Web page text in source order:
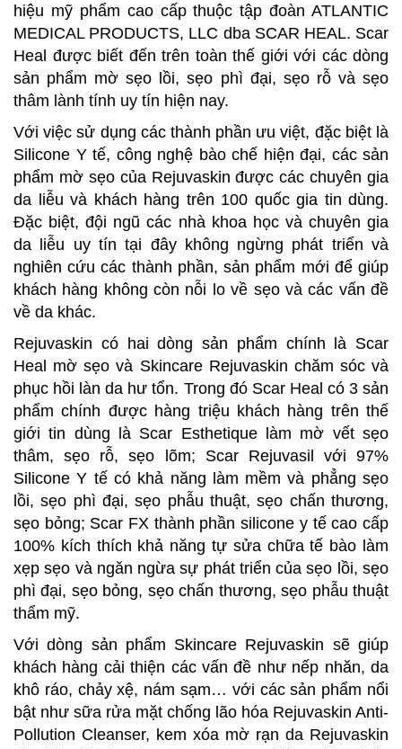
hiệu mỹ phẩm cao cấp thuộc tập đoàn ATLANTIC
MEDICAL PRODUCTS, LLC dba SCAR HEAL. Scar
Heal được biết đến trên toàn thế giới với các dòng
sản phẩm mờ sẹo lồi, sẹo phì đại, sẹo rỗ và sẹo
thâm lành tính uy tín hiện nay.
Với việc sử dụng các thành phần ưu việt, đặc biệt là
Silicone Y tế, công nghệ bào chế hiện đại, các sản
phẩm mờ sẹo của Rejuvaskin được các chuyên gia
da liễu và khách hàng trên 100 quốc gia tin dùng.
Đặc biệt, đội ngũ các nhà khoa học và chuyên gia
da liễu uy tín tại đây không ngừng phát triển và
nghiên cứu các thành phần, sản phẩm mới để giúp
khách hàng không còn nỗi lo về sẹo và các vấn đề
về da khác.
Rejuvaskin có hai dòng sản phẩm chính là Scar
Heal mờ sẹo và Skincare Rejuvaskin chăm sóc và
phục hồi làn da hư tổn. Trong đó Scar Heal có 3 sản
phẩm chính được hàng triệu khách hàng trên thế
giới tin dùng là Scar Esthetique làm mờ vết sẹo
thâm, sẹo rỗ, sẹo lõm; Scar Rejuvasil với 97%
Silicone Y tế có khả năng làm mềm và phẳng sẹo
lồi, sẹo phì đại, sẹo phẫu thuật, sẹo chấn thương,
sẹo bỏng; Scar FX thành phần silicone y tế cao cấp
100% kích thích khả năng tự sửa chữa tế bào làm
xẹp sẹo và ngăn ngừa sự phát triển của sẹo lồi, sẹo
phì đại, sẹo bỏng, sẹo chấn thương, sẹo phẫu thuật
thẩm mỹ.
Với dòng sản phẩm Skincare Rejuvaskin sẽ giúp
khách hàng cải thiện các vấn đề như nếp nhăn, da
khô ráo, chảy xệ, nám sạm… với các sản phẩm nổi
bật như sữa rửa mặt chống lão hóa Rejuvaskin Anti-
Pollution Cleanser, kem xóa mờ rạn da Rejuvaskin